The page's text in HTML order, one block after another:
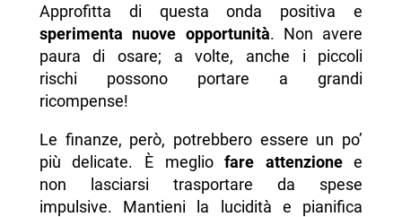
Approfitta di questa onda positiva e
sperimenta nuove opportunità. Non avere
paura di osare; a volte, anche i piccoli
rischi possono portare a grandi
ricompense!
Le finanze, però, potrebbero essere un po’
più delicate. È megliofare attenzionee
non lasciarsi trasportare da spese
impulsive. Mantieni la lucidità e pianifica